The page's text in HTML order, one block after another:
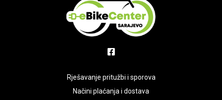
Rješavanje pritužbi i sporova
Načini plaćanja i dostava